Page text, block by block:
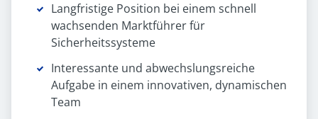
Langfristige Position bei einem schnell
wachsenden Marktführer für
Sicherheitssysteme
Interessante und abwechslungsreiche
Aufgabe in einem innovativen, dynamischen
Team